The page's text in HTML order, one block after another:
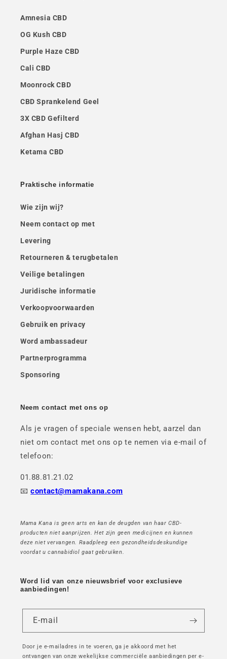
Amnesia CBD
OG Kush CBD
Purple Haze CBD
Cali CBD
Moonrock CBD
CBD Sprankelend Geel
3X CBD Gefilterd
Afghan Hasj CBD
Ketama CBD
Praktische informatie
Wie zijn wij?
Neem contact op met
Levering
Retourneren & terugbetalen
Veilige betalingen
Juridische informatie
Verkoopvoorwaarden
Gebruik en privacy
Word ambassadeur
Partnerprogramma
Sponsoring
Neem contact met ons op
Als je vragen of speciale wensen hebt, aarzel dan
niet om contact met ons op te nemen via e-mail of
telefoon:
01.88.81.21.02
📧contact@mamakana.com
Mama Kana is geen arts en kan de deugden van haar CBD-
producten niet aanprijzen. Het zijn geen medicijnen en kunnen
deze niet vervangen. Raadpleeg een gezondheidsdeskundige
voordat u cannabidiol gaat gebruiken.
Word lid van onze nieuwsbrief voor exclusieve
aanbiedingen!
E-mail
Door je e-mailadres in te voeren, ga je akkoord met het
ontvangen van onze wekelijkse commerciële aanbiedingen per e-